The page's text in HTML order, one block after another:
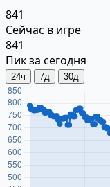
841
Сейчас в игре
841
Пик за сегодня
24ч 7д 30д